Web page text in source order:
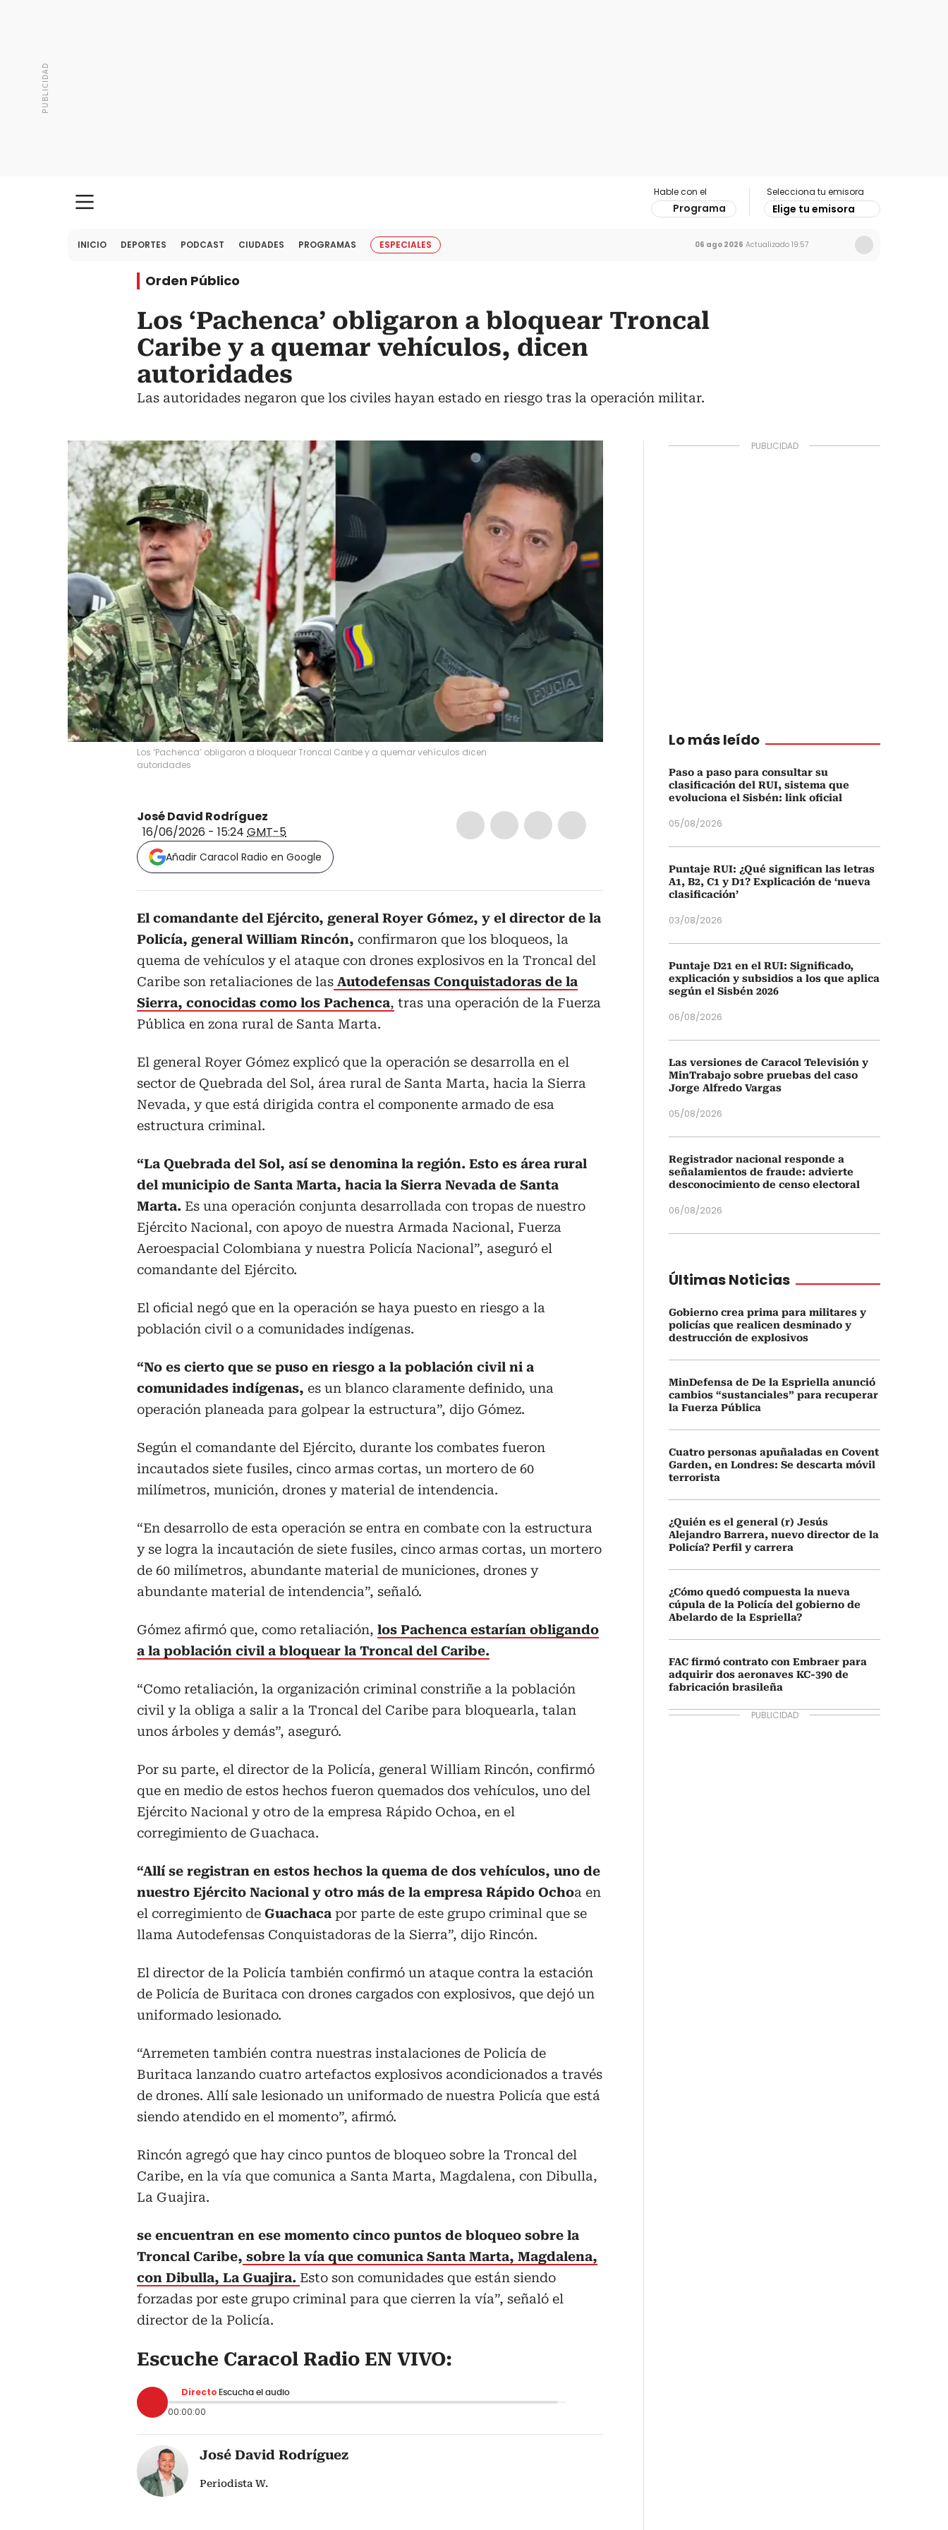
Hable con el
Programa
Selecciona tu emisora
Elige tu emisora
INICIO DEPORTES PODCAST CIUDADES PROGRAMAS ESPECIALES 06 ago 2026 Actualizado 19:57
Orden Público
Los ‘Pachenca’ obligaron a bloquear Troncal
Caribe y a quemar vehículos, dicen
autoridades
Las autoridades negaron que los civiles hayan estado en riesgo tras la operación militar.
Los ‘Pachenca’ obligaron a bloquear Troncal Caribe y a quemar vehículos dicen
autoridades
José David Rodríguez
16/06/2026 - 15:24 GMT-5
Añadir Caracol Radio en Google
El comandante del Ejército, general Royer Gómez, y el director de la
Policía, general William Rincón, confirmaron que los bloqueos, la
quema de vehículos y el ataque con drones explosivos en la Troncal del
Caribe son retaliaciones de las Autodefensas Conquistadoras de la
Sierra, conocidas como los Pachenca, tras una operación de la Fuerza
Pública en zona rural de Santa Marta.
El general Royer Gómez explicó que la operación se desarrolla en el
sector de Quebrada del Sol, área rural de Santa Marta, hacia la Sierra
Nevada, y que está dirigida contra el componente armado de esa
estructura criminal.
“La Quebrada del Sol, así se denomina la región. Esto es área rural
del municipio de Santa Marta, hacia la Sierra Nevada de Santa
Marta. Es una operación conjunta desarrollada con tropas de nuestro
Ejército Nacional, con apoyo de nuestra Armada Nacional, Fuerza
Aeroespacial Colombiana y nuestra Policía Nacional”, aseguró el
comandante del Ejército.
El oficial negó que en la operación se haya puesto en riesgo a la
población civil o a comunidades indígenas.
“No es cierto que se puso en riesgo a la población civil ni a
comunidades indígenas, es un blanco claramente definido, una
operación planeada para golpear la estructura”, dijo Gómez.
Según el comandante del Ejército, durante los combates fueron
incautados siete fusiles, cinco armas cortas, un mortero de 60
milímetros, munición, drones y material de intendencia.
“En desarrollo de esta operación se entra en combate con la estructura
y se logra la incautación de siete fusiles, cinco armas cortas, un mortero
de 60 milímetros, abundante material de municiones, drones y
abundante material de intendencia”, señaló.
Gómez afirmó que, como retaliación, los Pachenca estarían obligando
a la población civil a bloquear la Troncal del Caribe.
“Como retaliación, la organización criminal constriñe a la población
civil y la obliga a salir a la Troncal del Caribe para bloquearla, talan
unos árboles y demás”, aseguró.
Por su parte, el director de la Policía, general William Rincón, confirmó
que en medio de estos hechos fueron quemados dos vehículos, uno del
Ejército Nacional y otro de la empresa Rápido Ochoa, en el
corregimiento de Guachaca.
“Allí se registran en estos hechos la quema de dos vehículos, uno de
nuestro Ejército Nacional y otro más de la empresa Rápido Ochoa en
el corregimiento de Guachaca por parte de este grupo criminal que se
llama Autodefensas Conquistadoras de la Sierra”, dijo Rincón.
El director de la Policía también confirmó un ataque contra la estación
de Policía de Buritaca con drones cargados con explosivos, que dejó un
uniformado lesionado.
“Arremeten también contra nuestras instalaciones de Policía de
Buritaca lanzando cuatro artefactos explosivos acondicionados a través
de drones. Allí sale lesionado un uniformado de nuestra Policía que está
siendo atendido en el momento”, afirmó.
Rincón agregó que hay cinco puntos de bloqueo sobre la Troncal del
Caribe, en la vía que comunica a Santa Marta, Magdalena, con Dibulla,
La Guajira.
se encuentran en ese momento cinco puntos de bloqueo sobre la
Troncal Caribe, sobre la vía que comunica Santa Marta, Magdalena,
con Dibulla, La Guajira. Esto son comunidades que están siendo
forzadas por este grupo criminal para que cierren la vía”, señaló el
director de la Policía.
Escuche Caracol Radio EN VIVO:
Directo Escucha el audio
00:00:00
José David Rodríguez
Periodista W.
Lo más leído
Paso a paso para consultar su
clasificación del RUI, sistema que
evoluciona el Sisbén: link oficial
05/08/2026
Puntaje RUI: ¿Qué significan las letras
A1, B2, C1 y D1? Explicación de ‘nueva
clasificación’
03/08/2026
Puntaje D21 en el RUI: Significado,
explicación y subsidios a los que aplica
según el Sisbén 2026
06/08/2026
Las versiones de Caracol Televisión y
MinTrabajo sobre pruebas del caso
Jorge Alfredo Vargas
05/08/2026
Registrador nacional responde a
señalamientos de fraude: advierte
desconocimiento de censo electoral
06/08/2026
Últimas Noticias
Gobierno crea prima para militares y
policías que realicen desminado y
destrucción de explosivos
MinDefensa de De la Espriella anunció
cambios “sustanciales” para recuperar
la Fuerza Pública
Cuatro personas apuñaladas en Covent
Garden, en Londres: Se descarta móvil
terrorista
¿Quién es el general (r) Jesús
Alejandro Barrera, nuevo director de la
Policía? Perfil y carrera
¿Cómo quedó compuesta la nueva
cúpula de la Policía del gobierno de
Abelardo de la Espriella?
FAC firmó contrato con Embraer para
adquirir dos aeronaves KC-390 de
fabricación brasileña